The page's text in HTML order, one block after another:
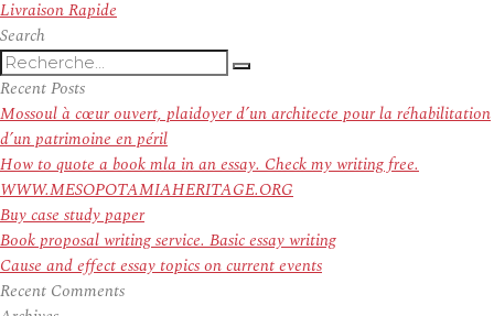
suivant :
Livraison Rapide
Search
Recherche
pour
:
Recherche
Recent Posts
Mossoul à cœur ouvert, plaidoyer d’un architecte pour la réhabilitation
d’un patrimoine en péril
How to quote a book mla in an essay. Check my writing free.
WWW.MESOPOTAMIAHERITAGE.ORG
Buy case study paper
Book proposal writing service. Basic essay writing
Cause and effect essay topics on current events
Recent Comments